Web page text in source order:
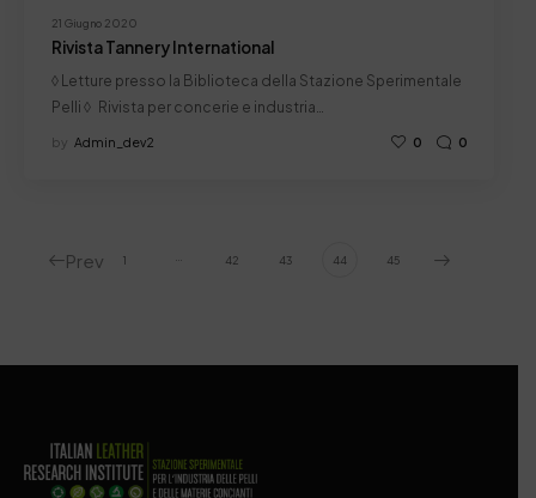
21 Giugno 2020
Rivista Tannery International
◊ Letture presso la Biblioteca della Stazione Sperimentale
Pelli ◊ Rivista per concerie e industria…
by Admin_dev2 0 0
Prev 1 42 43 44 45